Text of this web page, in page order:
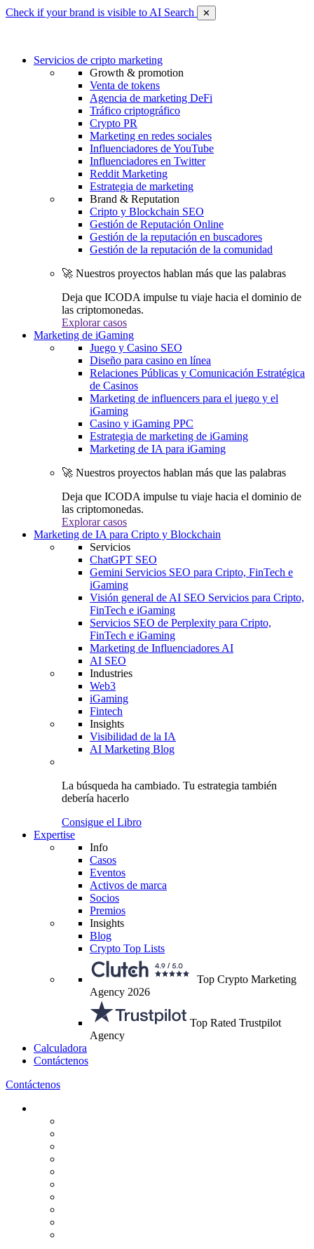
Check if your brand is visible to AI Search ✕
Servicios de cripto marketing
Growth & promotion
Venta de tokens
Agencia de marketing DeFi
Tráfico criptográfico
Crypto PR
Marketing en redes sociales
Influenciadores de YouTube
Influenciadores en Twitter
Reddit Marketing
Estrategia de marketing
Brand & Reputation
Cripto y Blockchain SEO
Gestión de Reputación Online
Gestión de la reputación en buscadores
Gestión de la reputación de la comunidad
🚀 Nuestros proyectos hablan más que las palabras
Deja que ICODA impulse tu viaje hacia el dominio de
las criptomonedas.
Explorar casos
Marketing de iGaming
Juego y Casino SEO
Diseño para casino en línea
Relaciones Públicas y Comunicación Estratégica
de Casinos
Marketing de influencers para el juego y el
iGaming
Casino y iGaming PPC
Estrategia de marketing de iGaming
Marketing de IA para iGaming
🚀 Nuestros proyectos hablan más que las palabras
Deja que ICODA impulse tu viaje hacia el dominio de
las criptomonedas.
Explorar casos
Marketing de IA para Cripto y Blockchain
Servicios
ChatGPT SEO
Gemini Servicios SEO para Cripto, FinTech e
iGaming
Visión general de AI SEO Servicios para Cripto,
FinTech e iGaming
Servicios SEO de Perplexity para Cripto,
FinTech e iGaming
Marketing de Influenciadores AI
AI SEO
Industries
Web3
iGaming
Fintech
Insights
Visibilidad de la IA
AI Marketing Blog
La búsqueda ha cambiado. Tu estrategia también
debería hacerlo
Consigue el Libro
Expertise
Info
Casos
Eventos
Activos de marca
Socios
Premios
Insights
Blog
Crypto Top Lists
Top Crypto Marketing
Agency 2026
Top Rated Trustpilot
Agency
Calculadora
Contáctenos
Contáctenos